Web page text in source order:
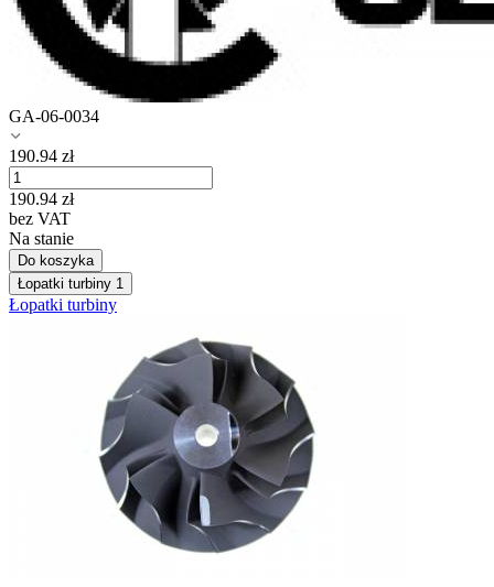
GA-06-0034
190.94 zł
190.94 zł
bez VAT
Na stanie
Do koszyka
Łopatki turbiny 1
Łopatki turbiny